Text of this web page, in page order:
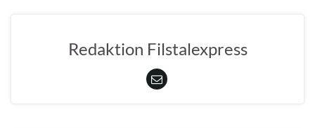
Redaktion Filstalexpress